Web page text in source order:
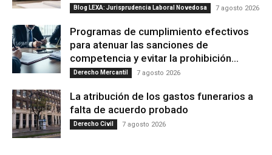
Blog LEXA: Jurisprudencia Laboral Novedosa 7 agosto 2026
Programas de cumplimiento efectivos
para atenuar las sanciones de
competencia y evitar la prohibición...
Derecho Mercantil 7 agosto 2026
La atribución de los gastos funerarios a
falta de acuerdo probado
Derecho Civil 7 agosto 2026